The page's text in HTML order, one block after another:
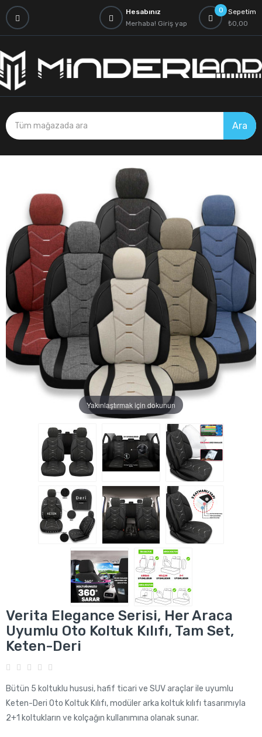
0
Sepetim
₺0,00
Hesabınız
Merhaba! Giriş yap
Ara
Yakınlaştırmak için dokunun
Verita Elegance Serisi, Her Araca
Uyumlu Oto Koltuk Kılıfı, Tam Set,
Keten-Deri
Bütün 5 koltuklu hususi, hafif ticari ve SUV araçlar ile uyumlu
Keten-Deri Oto Koltuk Kılıfı, modüler arka koltuk kılıfı tasarımıyla
2+1 koltukların ve kolçağın kullanımına olanak sunar.